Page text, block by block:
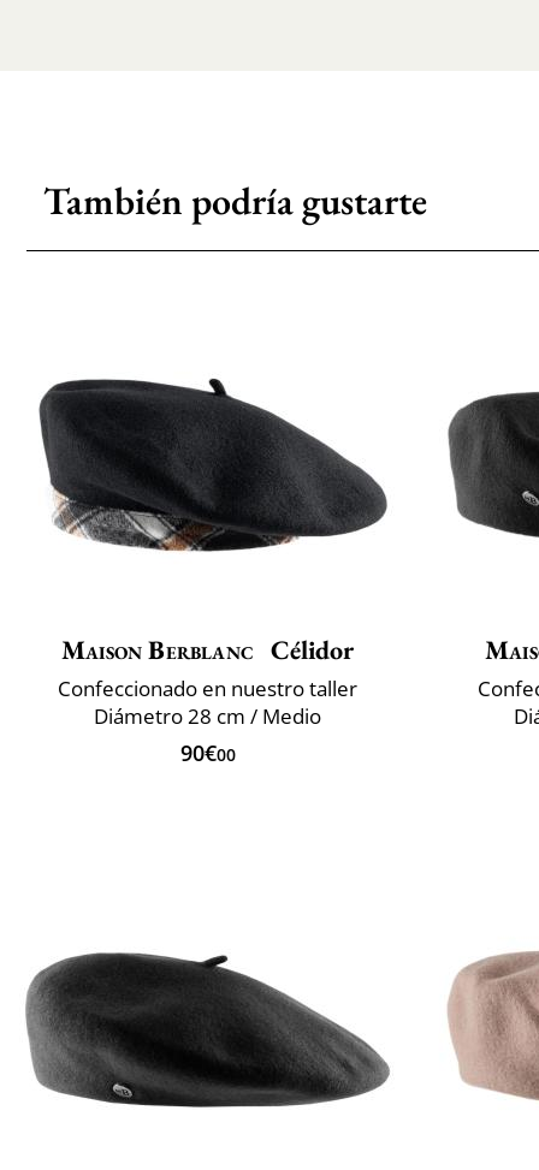
También podría gustarte
Maison Berblanc Célidor
Confeccionado en nuestro taller
Diámetro 28 cm / Medio
90€00